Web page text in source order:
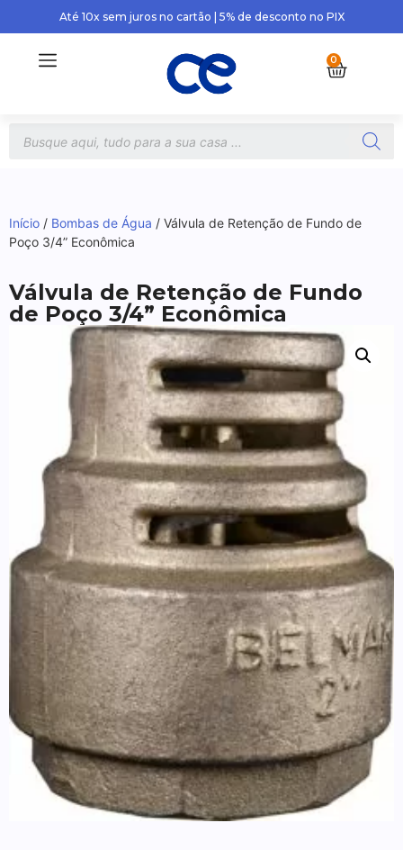
Até 10x sem juros no cartão | 5% de desconto no PIX
0
Início / Bombas de Água / Válvula de Retenção de Fundo de
Poço 3/4” Econômica
Válvula de Retenção de Fundo
de Poço 3/4” Econômica